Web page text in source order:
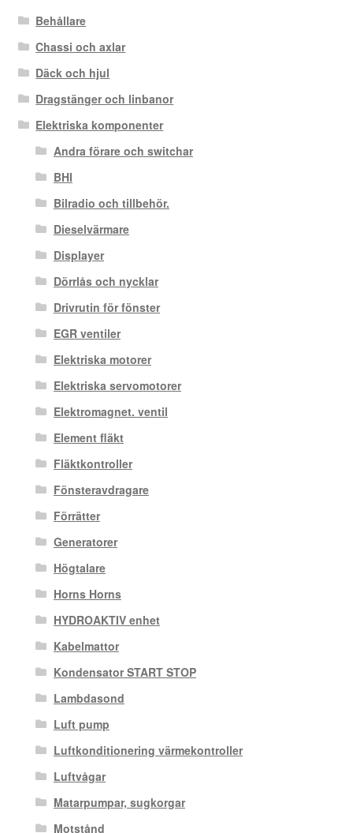
Behållare
Chassi och axlar
Däck och hjul
Dragstänger och linbanor
Elektriska komponenter
Andra förare och switchar
BHI
Bilradio och tillbehör.
Dieselvärmare
Displayer
Dörrlås och nycklar
Drivrutin för fönster
EGR ventiler
Elektriska motorer
Elektriska servomotorer
Elektromagnet. ventil
Element fläkt
Fläktkontroller
Fönsteravdragare
Förrätter
Generatorer
Högtalare
Horns Horns
HYDROAKTIV enhet
Kabelmattor
Kondensator START STOP
Lambdasond
Luft pump
Luftkonditionering värmekontroller
Luftvågar
Matarpumpar, sugkorgar
Motstånd